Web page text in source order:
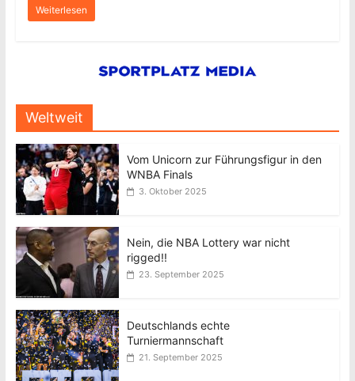
Weiterlesen
Weltweit
Vom Unicorn zur Führungsfigur in den
WNBA Finals
3. Oktober 2025
Nein, die NBA Lottery war nicht
rigged!!
23. September 2025
Deutschlands echte
Turniermannschaft
21. September 2025